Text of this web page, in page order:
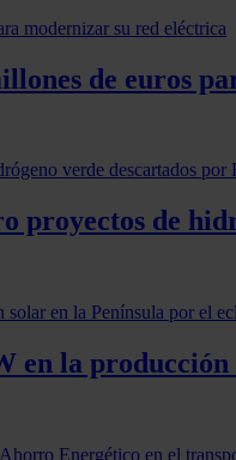
de euros
proyectos de
en la